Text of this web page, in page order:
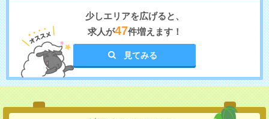
少しエリアを広げると、
求人が47件増えます！
見てみる